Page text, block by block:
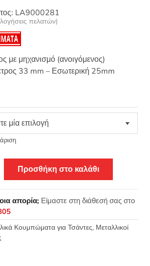
LA9000281
πελατών)
με μηχανισμό (ανοιγόμενος)
33 mm – Εσωτερική 25mm
Προσθήκη στο καλάθι
απορία; Είμαστε στη διάθεσή σας στο
Κουμπώματα για Τσάντες, Μεταλλικοί